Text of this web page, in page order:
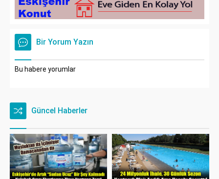
Bir Yorum Yazın
Bu habere yorumlar
Güncel Haberler